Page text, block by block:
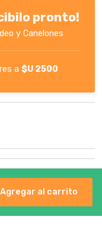
pronto!
y Canelones
a $U 2500
al carrito